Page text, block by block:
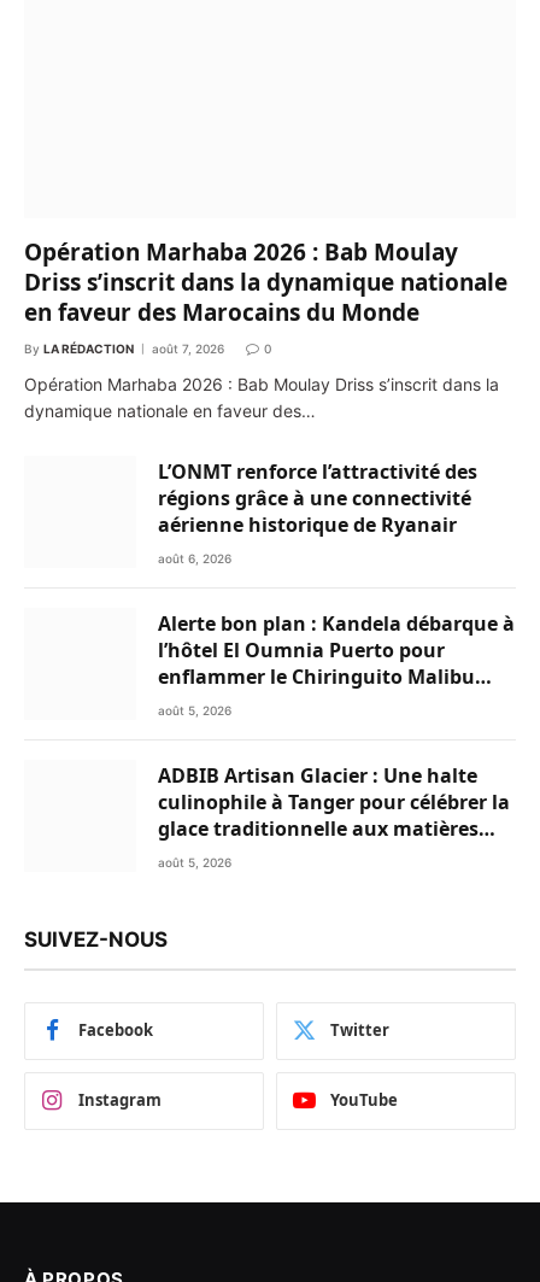
Opération Marhaba 2026 : Bab Moulay
Driss s’inscrit dans la dynamique nationale
en faveur des Marocains du Monde
By LA RÉDACTION août 7, 2026 0
Opération Marhaba 2026 : Bab Moulay Driss s’inscrit dans la
dynamique nationale en faveur des…
L’ONMT renforce l’attractivité des
régions grâce à une connectivité
aérienne historique de Ryanair
août 6, 2026
Alerte bon plan : Kandela débarque à
l’hôtel El Oumnia Puerto pour
enflammer le Chiringuito Malibu
Club
août 5, 2026
ADBIB Artisan Glacier : Une halte
culinophile à Tanger pour célébrer la
glace traditionnelle aux matières
premières de choix
août 5, 2026
SUIVEZ-NOUS
Facebook Twitter
Instagram YouTube